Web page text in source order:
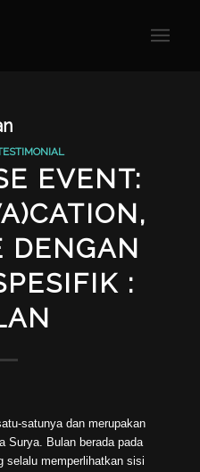
EVENT:
DENGAN
:
satunya dan merupakan
Surya. Bulan berada pada
selalu memperlihatkan sisi